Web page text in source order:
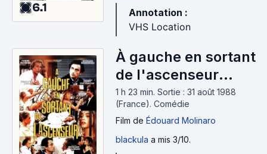
6.1
Annotation :
VHS Location
À gauche en sortant
de l'ascenseur
(1988)
1 h 23 min. Sortie : 31 août 1988
(France). Comédie
Film de Édouard Molinaro
blackula a mis 3/10.